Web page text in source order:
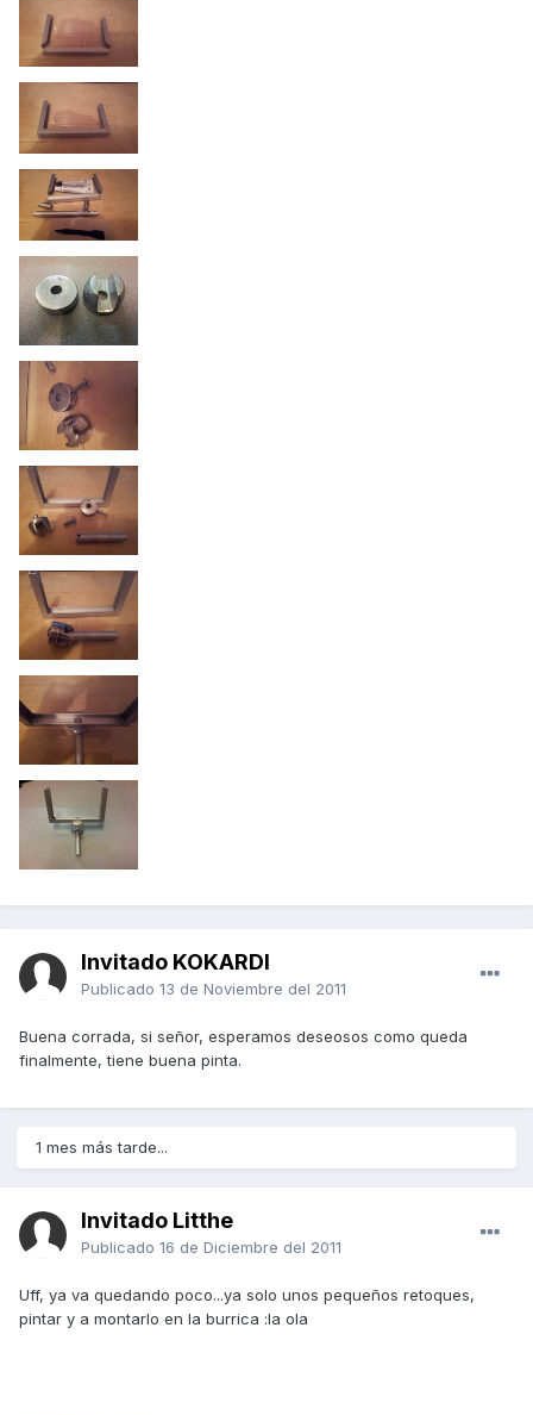
Invitado KOKARDI
Publicado 13 de Noviembre del 2011
Buena corrada, si señor, esperamos deseosos como queda
finalmente, tiene buena pinta.
1 mes más tarde...
Invitado Litthe
Publicado 16 de Diciembre del 2011
Uff, ya va quedando poco...ya solo unos pequeños retoques,
pintar y a montarlo en la burrica :la ola